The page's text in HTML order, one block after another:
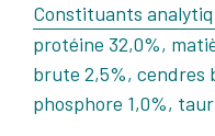
Constituants
protéine 32,0%,
brute 2,5%, cendres
phosphore 1,0%,